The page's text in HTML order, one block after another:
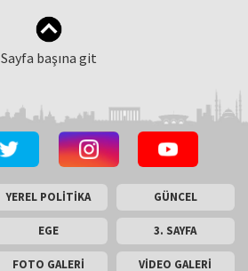
Sayfa başına git
YEREL POLİTİKA GÜNCEL
EGE 3. SAYFA
FOTO GALERİ VİDEO GALERİ